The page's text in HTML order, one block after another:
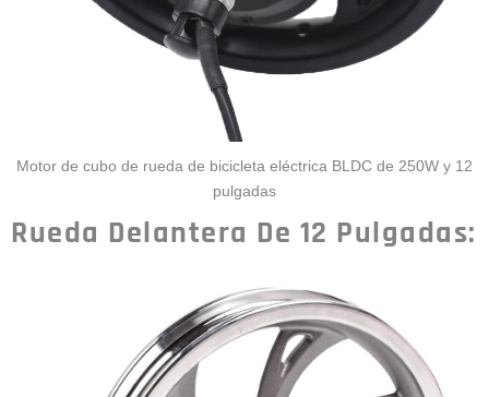
Motor de cubo de rueda de bicicleta eléctrica BLDC de 250W y 12
pulgadas
Rueda Delantera De 12 Pulgadas: